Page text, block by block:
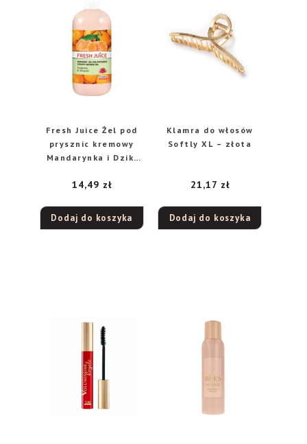
Fresh Juice Żel pod
prysznic kremowy
Mandarynka i Dziki
14,49 zł
Dodaj do koszyka
Klamra do włosów
Softly XL – złota
21,17 zł
Dodaj do koszyka